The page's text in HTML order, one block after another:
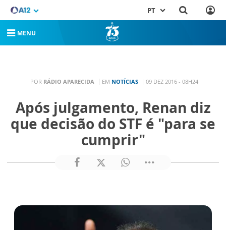
PT
MENU
POR RÁDIO APARECIDA EM NOTÍCIAS 09 DEZ 2016 - 08H24
Após julgamento, Renan diz
que decisão do STF é "para se
cumprir"